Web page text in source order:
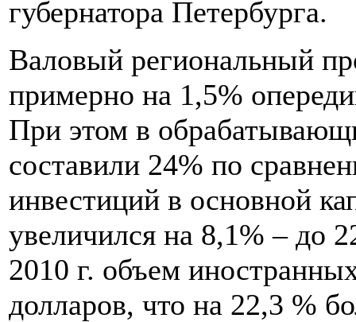
губернатора Петербурга.
Валовый региональный
примерно на 1,5%
При этом в
составили 24% по
инвестиций в основной
увеличился на 8,1% – до
2010 г. объем
долларов, что на 22,3 %